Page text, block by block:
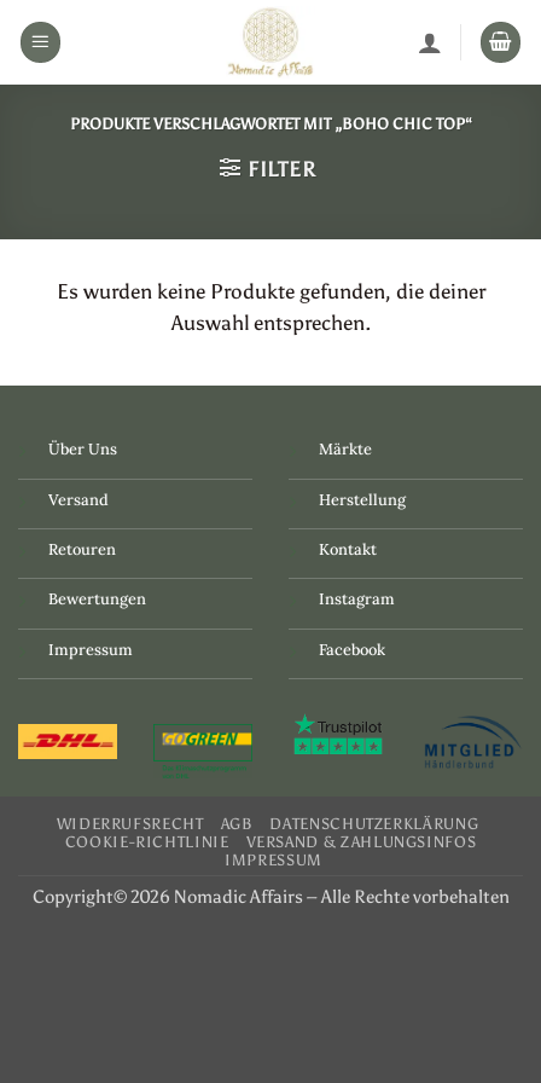
Inhalt
PRODUKTE VERSCHLAGWORTET MIT „BOHO CHIC TOP“
FILTER
Es wurden keine Produkte gefunden, die deiner
Auswahl entsprechen.
Über Uns
Versand
Retouren
Bewertungen
Impressum
Märkte
Herstellung
Kontakt
Instagram
Facebook
WIDERRUFSRECHT AGB
DATENSCHUTZERKLÄRUNG
COOKIE-RICHTLINIE
VERSAND & ZAHLUNGSINFOS
IMPRESSUM
Copyright© 2026 Nomadic Affairs – Alle Rechte vorbehalten